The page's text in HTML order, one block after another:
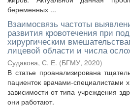
беременных ...
Взаимосвязь частоты
развития кровотечения при
хирургическим
лицевой области и числа
Судакова, С. Е. (БГМУ, 2020)
В статье проанализирована
пациенток врачами-специалистами
зависимости от типа учреждения
они работают.